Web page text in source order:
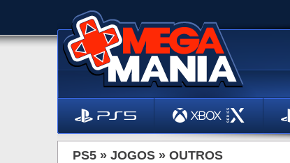
PS5 » JOGOS » OUTROS